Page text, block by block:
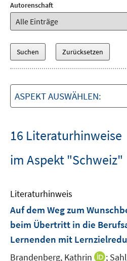
Autorenschaft
ASPEKT AUSWÄHLEN:
16 Literaturhinweise
im Aspekt "Schweiz"
Literaturhinweis
Auf dem Weg zum
beim Übertritt in die
Lernenden mit
Brandenberg, Kathrin
I;